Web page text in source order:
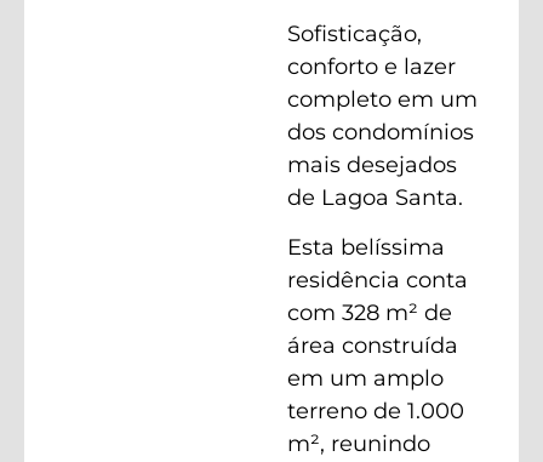
Sofisticação,
conforto e lazer
completo em um
dos condomínios
mais desejados
de Lagoa Santa.
Esta belíssima
residência conta
com 328 m² de
área construída
em um amplo
terreno de 1.000
m², reunindo